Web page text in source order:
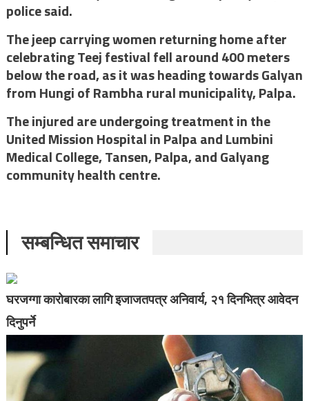
police said.
The jeep carrying women returning home after
celebrating Teej festival fell around 400 meters
below the road, as it was heading towards Galyan
from Hungi of Rambha rural municipality, Palpa.
The injured are undergoing treatment in the
United Mission Hospital in Palpa and Lumbini
Medical College, Tansen, Palpa, and Galyang
community health centre.
सम्बन्धित समाचार
घरजग्गा कारोबारका लागि इजाजतपत्र अनिवार्य, २१ दिनभित्र आवेदन
दिनुपर्ने